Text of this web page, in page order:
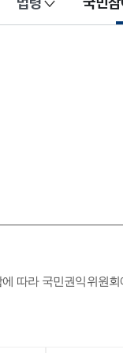
따라 국민권익위원